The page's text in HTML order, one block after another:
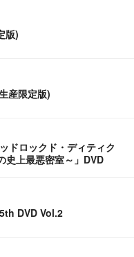
版)
産限定版)
ドロックド・ディティク
史上最悪密室～」DVD
DVD Vol.2